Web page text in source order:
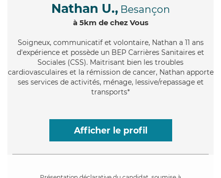
Nathan U., Besançon
à 5km de chez Vous
Soigneux, communicatif et volontaire, Nathan a 11 ans
d'expérience et possède un BEP Carrières Sanitaires et
Sociales (CSS). Maitrisant bien les troubles
cardiovasculaires et la rémission de cancer, Nathan apporte
ses services de activités, ménage, lessive/repassage et
transports*
Afficher le profil